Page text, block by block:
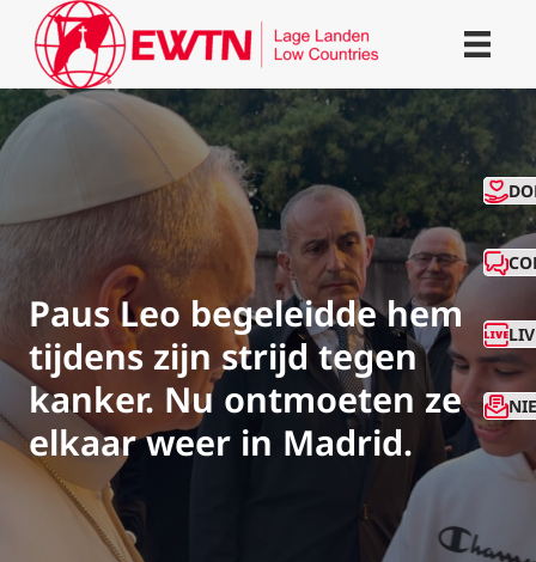
Paus Leo begeleidde hem
tijdens zijn strijd tegen
kanker. Nu ontmoeten ze
elkaar weer in Madrid.